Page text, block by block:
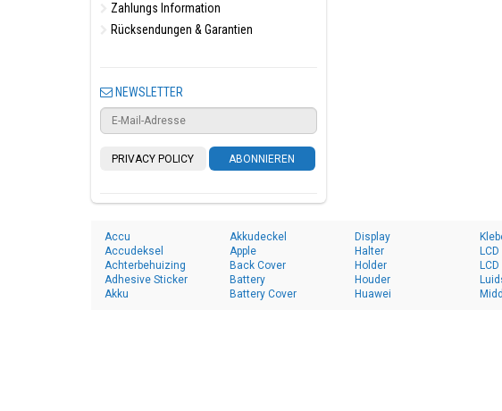
Zahlungs Information
Rücksendungen & Garantien
NEWSLETTER
PRIVACY POLICY ABONNIEREN
Accu
Accudeksel
Achterbehuizing
Adhesive Sticker
Akku
Akkudeckel
Apple
Back Cover
Battery
Battery Cover
Display
Halter
Holder
Houder
Huawei